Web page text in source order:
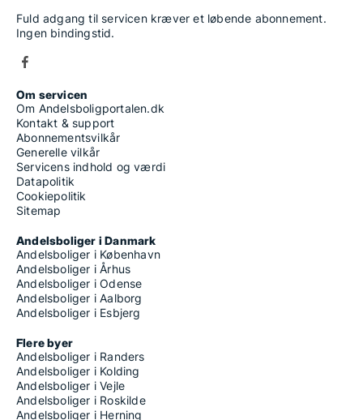
Fuld adgang til servicen kræver et løbende abonnement.
Ingen bindingstid.
Om servicen
Om Andelsboligportalen.dk
Kontakt & support
Abonnementsvilkår
Generelle vilkår
Servicens indhold og værdi
Datapolitik
Cookiepolitik
Sitemap
Andelsboliger i Danmark
Andelsboliger i København
Andelsboliger i Århus
Andelsboliger i Odense
Andelsboliger i Aalborg
Andelsboliger i Esbjerg
Flere byer
Andelsboliger i Randers
Andelsboliger i Kolding
Andelsboliger i Vejle
Andelsboliger i Roskilde
Andelsboliger i Herning